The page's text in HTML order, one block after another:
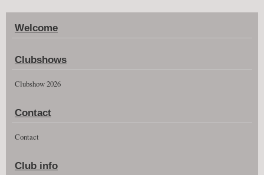
Album photos
Agenda
Guestbook
News
Clubshow 2026
Welcome
Clubshows
Clubshow 2026
Contact
Contact
Club info